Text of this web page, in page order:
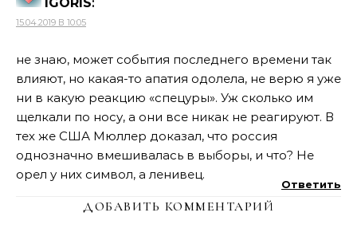
15.04.2019 В 10:05
не знаю, может события последнего времени так
влияют, но какая-то апатия одолела, не верю я уже
ни в какую реакцию «спецуры». Уж сколько им
щелкали по носу, а они все никак не реагируют. В
тех же США Мюллер доказал, что россия
однозначно вмешивалась в выборы, и что? Не
орел у них символ, а ленивец.
Ответить
ДОБАВИТЬ КОММЕНТАРИЙ